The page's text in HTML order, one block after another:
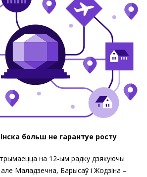
больш не гарантуе росту
на 12-ым радку дзякуючы
Маладзечна, Барысаў і Жодзіна –